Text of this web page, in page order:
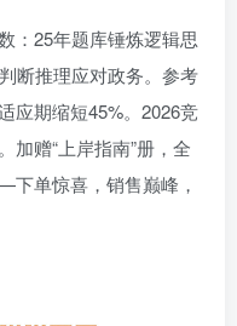
：25年题库锤炼逻辑思
断推理应对政务。参考
应期缩短45%。2026竞
加赠“上岸指南”册，全
单惊喜，销售巅峰，